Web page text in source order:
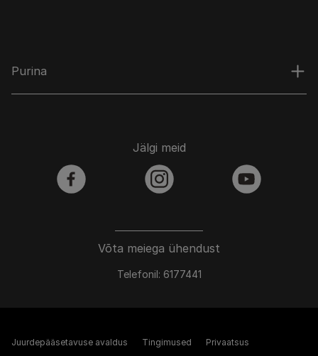
Purina
Võta meiega ühendust
Telefonil: 6177441
Jälgi meid
facebook instagram youtube
Juurdepääsetavuse avaldus Tingimused Privaatsus